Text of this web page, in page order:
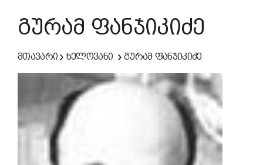
გურამ ფანჯიკიძე
მთავარი ხელოვანი გურამ ფანჯიკიძე